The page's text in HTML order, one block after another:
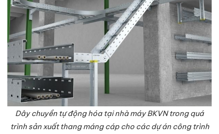
Dây chuyền tự động hóa tại nhà máy BKVN trong quá
trình sản xuất thang máng cáp cho các dự án công trình